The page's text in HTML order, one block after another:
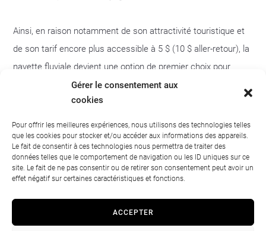
Gérer le consentement aux
cookies
Pour offrir les meilleures expériences, nous utilisons des technologies telles
que les cookies pour stocker et/ou accéder aux informations des appareils.
Le fait de consentir à ces technologies nous permettra de traiter des
données telles que le comportement de navigation ou les ID uniques sur ce
site. Le fait de ne pas consentir ou de retirer son consentement peut avoir un
effet négatif sur certaines caractéristiques et fonctions.
ACCEPTER
Ainsi, en raison notamment de son attractivité touristique et
de son tarif encore plus accessible à 5 $ (10 $ aller-retour), la
navette fluviale devient une option de premier choix pour
favoriser les déplacements actifs, réduire la dépendance à la
voiture individuelle, enlever de la pression sur le réseau routier
et, ultimement, contribuer aux changements des habitudes
des touristes et des résidents.
De plus, cette escapade sur le majestueux fleuve Saint-
entre le Vieux-Québec et Sainte-Anne-de-Beaupré, un territoire
riche d’histoire et de paysages époustouflants.